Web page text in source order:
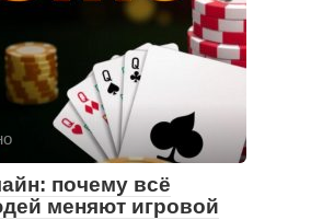
почему всё
меняют игровой